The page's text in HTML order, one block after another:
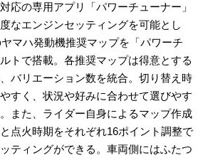
応の専用アプリ「パワーチューナー」
なエンジンセッティングを可能とし
マハ発動機推奨マップを「パワーチ
トで搭載。各推奨マップは得意とする
バリエーション数を統合。切り替え時
すく、状況や好みに合わせて選びやす
また、ライダー自身によるマップ作成
点火時期をそれぞれ16ポイント調整で
ティングができる。車両側にはふたつ